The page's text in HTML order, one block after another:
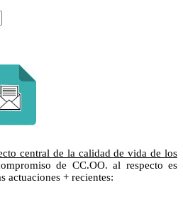
central de la calidad de vida de los
de CC.OO. al respecto es
actuaciones + recientes: